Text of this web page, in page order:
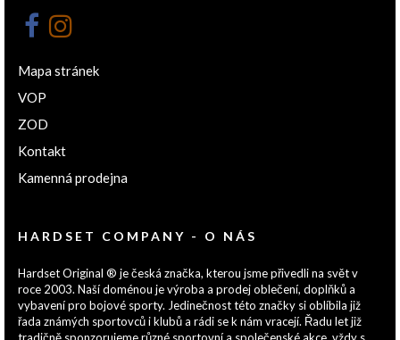
Mapa stránek
VOP
ZOD
Kontakt
Kamenná prodejna
HARDSET COMPANY - O NÁS
Hardset Original ® je česká značka, kterou jsme přivedli na svět v
roce 2003. Naší doménou je výroba a prodej oblečení, doplňků a
vybavení pro bojové sporty. Jedinečnost této značky si oblíbila již
řada známých sportovců i klubů a rádi se k nám vracejí. Řadu let již